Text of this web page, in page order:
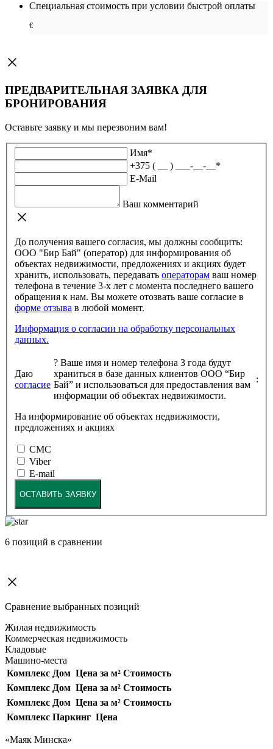
Специальная cтоимость при условии быстрой оплаты
€
ПРЕДВАРИТЕЛЬНАЯ ЗАЯВКА ДЛЯ
БРОНИРОВАНИЯ
Оставьте заявку и мы перезвоним вам!
Имя*
+375 ( __ ) ___-__-__ *
E-Mail
Ваш комментарий
До получения вашего согласия, мы должны сообщить:
ООО "Бир Бай" (оператор) для информирования об
объектах недвижимости, предложениях и акциях будет
хранить, использовать, передавать операторам
телефона в течение 3-х лет с момента последнего вашего
обращения к нам. Вы можете отозвать ваше согласие в
форме отзыва
в любой момент.
Информация о согласии на обработку персональных
данных.
Даю
согласие
? Ваше имя и номер телефона 3 года будут
храниться в базе данных клиентов ООО “Бир
Бай” и использоваться для предоставления вам
информации об объектах недвижимости.
:
На информирование об объектах недвижимости,
предложениях и акциях
СМС
Viber
E-mail
ОСТАВИТЬ ЗАЯВКУ
6 позиций в сравнении
Сравнение выбранных позиций
Жилая недвижимость
Коммерческая недвижимость
Кладовые
Машино-места
Комплекс Дом Цена за м² Стоимость
Комплекс Дом Цена за м² Стоимость
Комплекс Дом Цена за м² Стоимость
Комплекс Паркинг Цена
«Маяк Минска»